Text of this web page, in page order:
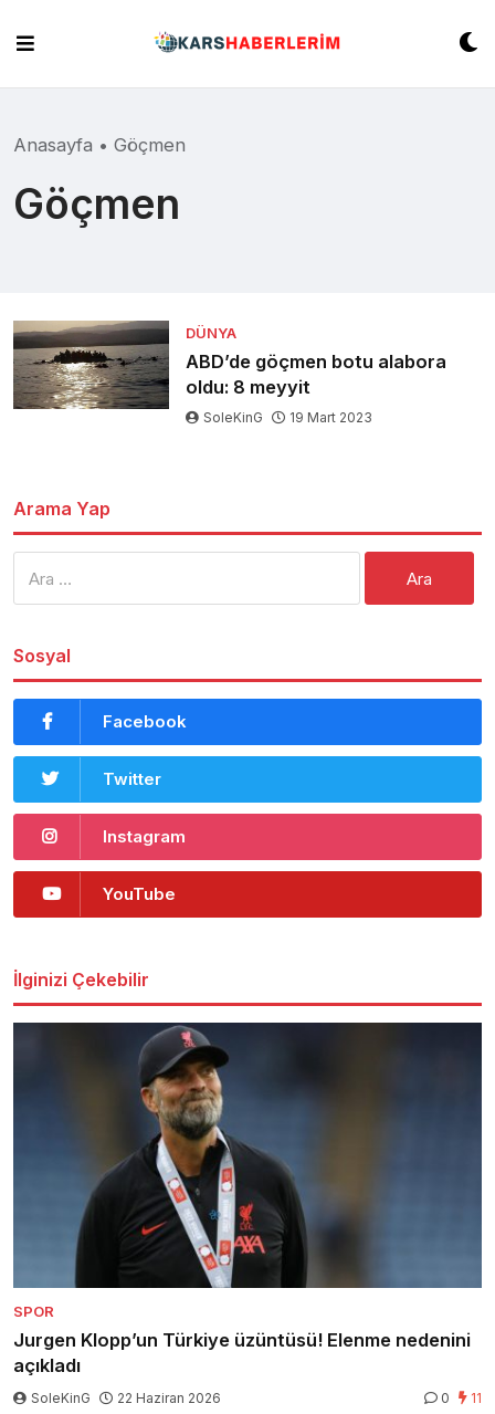
content
Anasayfa • Göçmen
Göçmen
DÜNYA
ABD’de göçmen botu alabora
oldu: 8 meyyit
SoleKinG 19 Mart 2023
Arama Yap
Sosyal
Facebook
Twitter
Instagram
YouTube
İlginizi Çekebilir
SPOR
Jurgen Klopp’un Türkiye üzüntüsü! Elenme nedenini
açıkladı
SoleKinG 22 Haziran 2026 0 11